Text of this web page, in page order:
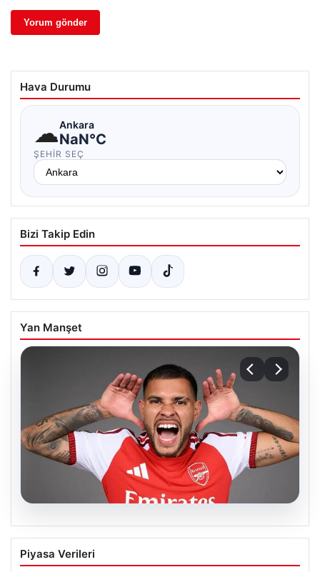
Hava Durumu
☁Ankara
NaN°C
ŞEHIR SEÇ
Bizi Takip Edin
Yan Manşet
Arsenal, Bruno Guimaraes’i transfer etti
Piyasa Verileri